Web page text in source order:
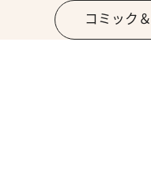
コミック